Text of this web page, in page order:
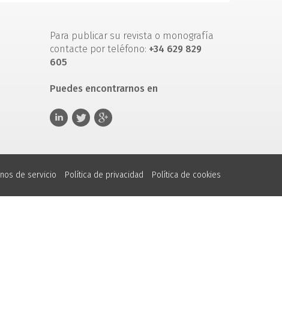
Para publicar su revista o monografía
contacte por teléfono: +34 629 829
605
Puedes encontrarnos en
de servicio Política de privacidad Política de cookies